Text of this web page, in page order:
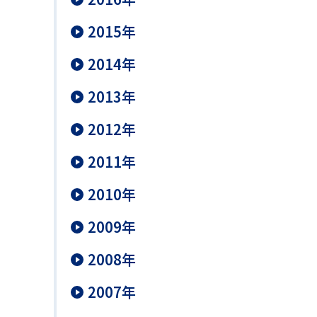
2015年
2014年
2013年
2012年
2011年
2010年
2009年
2008年
2007年